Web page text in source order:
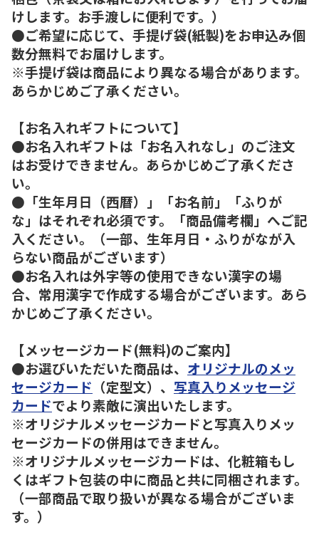
けします。お手渡しに便利です。）
●ご希望に応じて、手提げ袋(紙製)をお申込み個
数分無料でお届けします。
※手提げ袋は商品により異なる場合があります。
あらかじめご了承ください。
【お名入れギフトについて】
●お名入れギフトは「お名入れなし」のご注文
はお受けできません。あらかじめご了承くださ
い。
●「生年月日（西暦）」「お名前」「ふりが
な」はそれぞれ必須です。「商品備考欄」へご記
入ください。（一部、生年月日・ふりがなが入
らない商品がございます）
●お名入れは外字等の使用できない漢字の場
合、常用漢字で作成する場合がございます。あら
かじめご了承ください。
【メッセージカード(無料)のご案内】
●お選びいただいた商品は、 オリジナルのメッ
セージカード （定型文）、 写真入りメッセージ
カードでより素敵に演出いたします。
※オリジナルメッセージカードと写真入りメッ
セージカードの併用はできません。
※オリジナルメッセージカードは、化粧箱もし
くはギフト包装の中に商品と共に同梱されます。
（一部商品で取り扱いが異なる場合がございま
す。）